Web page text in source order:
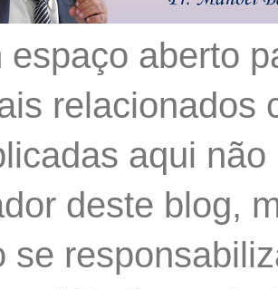
espaço aberto
relacionados
aqui
deste blog,
se